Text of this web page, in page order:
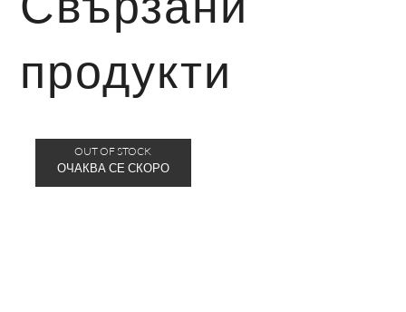
продукти
OUT OF STOCK